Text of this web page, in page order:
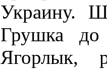
Украину.
Грушка
Ягорлык,